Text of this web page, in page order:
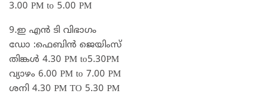
3.00 PM to 5.00 PM
9.ഇ എൻ ടി വിഭാഗം
ഡോ :ഫെബിൻ ജെയിംസ്
തിങ്കൾ 4.30 PM to5.30PM
വ്യാഴം 6.00 PM to 7.00 PM
ശനി 4.30 PM TO 5.30 PM